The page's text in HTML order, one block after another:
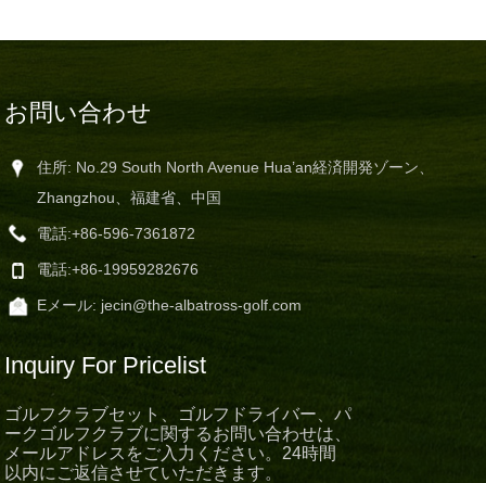
お問い合わせ
住所: No.29 South North Avenue Hua’an経済開発ゾーン、
Zhangzhou、福建省、中国
電話:+86-596-7361872
電話:+86-19959282676
Eメール: jecin@the-albatross-golf.com
Inquiry For Pricelist
ゴルフクラブセット、ゴルフドライバー、パ
ークゴルフクラブに関するお問い合わせは、
メールアドレスをご入力ください。24時間
以内にご返信させていただきます。